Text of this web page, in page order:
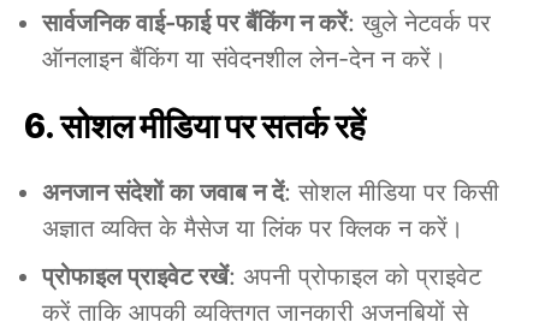
सार्वजनिक वाई-फाई पर बैंकिंग न करें: खुले नेटवर्क पर
ऑनलाइन बैंकिंग या संवेदनशील लेन-देन न करें।
6. सोशल मीडिया पर सतर्क रहें
अनजान संदेशों का जवाब न दें: सोशल मीडिया पर किसी
अज्ञात व्यक्ति के मैसेज या लिंक पर क्लिक न करें।
प्रोफाइल प्राइवेट रखें: अपनी प्रोफाइल को प्राइवेट
करें ताकि आपकी व्यक्तिगत जानकारी अजनबियों से